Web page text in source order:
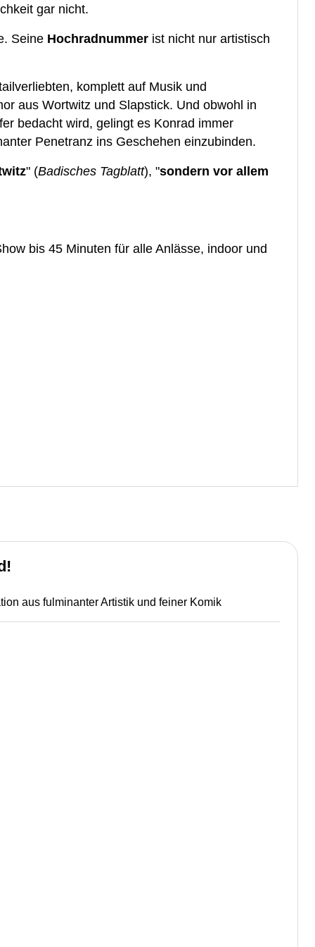
gar nicht.
Seine Hochradnummer ist nicht nur artistisch
komplett auf Musik und
aus Wortwitz und Slapstick. Und obwohl in
bedacht wird, gelingt es Konrad immer
Penetranz ins Geschehen einzubinden.
" (Badisches Tagblatt), "sondern vor allem
bis 45 Minuten für alle Anlässe, indoor und
aus fulminanter Artistik und feiner Komik